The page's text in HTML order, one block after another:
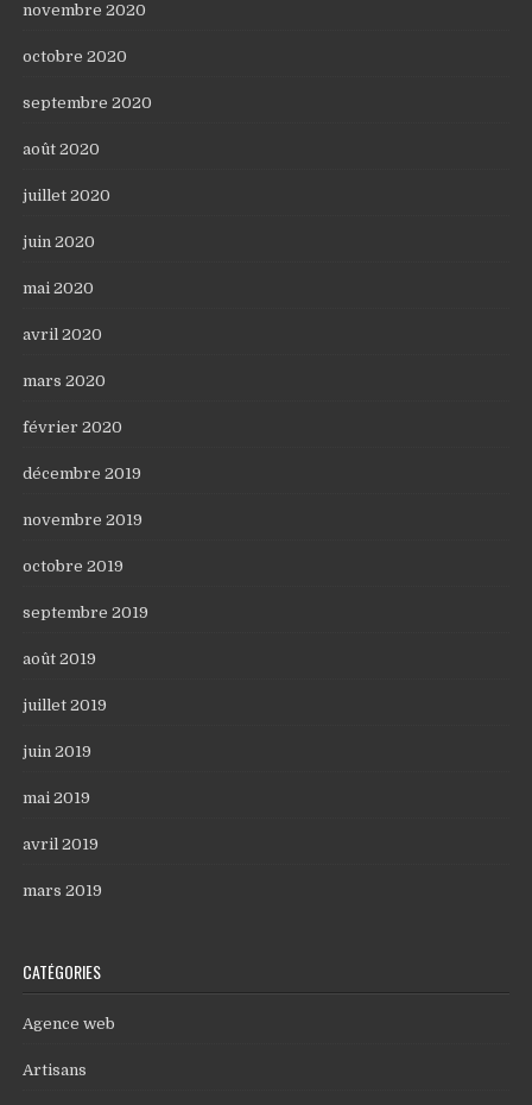
novembre 2020
octobre 2020
septembre 2020
août 2020
juillet 2020
juin 2020
mai 2020
avril 2020
mars 2020
février 2020
décembre 2019
novembre 2019
octobre 2019
septembre 2019
août 2019
juillet 2019
juin 2019
mai 2019
avril 2019
mars 2019
CATÉGORIES
Agence web
Artisans